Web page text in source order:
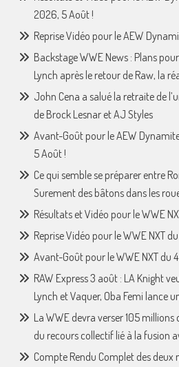
2026, 5 Août !
Reprise Vidéo pour le AEW
Backstage WWE News : Plans
Lynch après le retour de Raw, la
John Cena a salué la retraite de
de Brock Lesnar et AJ Styles
Avant-Goût pour le AEW
5 Août !
Ce qui semble se préparer entre
Surement des bâtons dans les
Résultats et Vidéo pour le WWE
Reprise Vidéo pour le WWE NXT
Avant-Goût pour le WWE NXT du
RAW Express 3 août : LA Knight
Lynch et Vaquer, Oba Femi lance
La WWE devra verser 105
du recours collectif lié à la fusion
Compte Rendu Complet des deux